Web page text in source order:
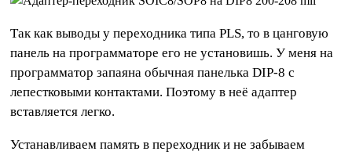
Так как выводы у переходника типа PLS, то в цанговую
панель на программаторе его не установишь. У меня на
программатор запаяна обычная панелька DIP-8 с
лепестковыми контактами. Поэтому в неё адаптер
вставляется легко.
Устанавливаем память в переходник и не забываем